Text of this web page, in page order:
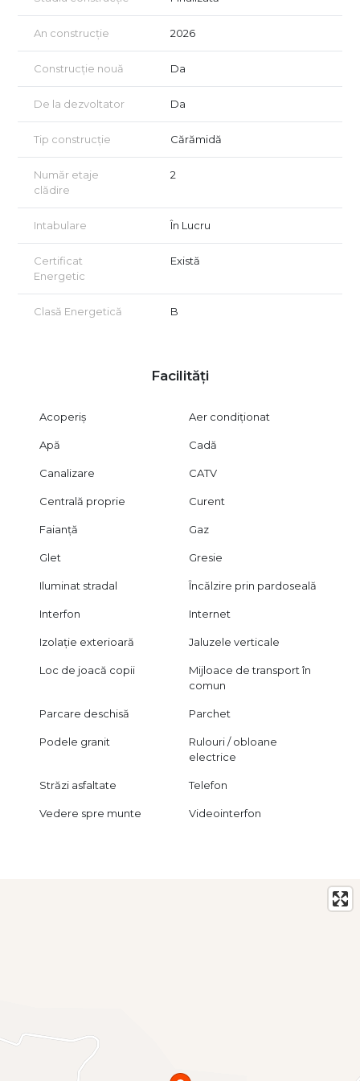
An construcție 2026
Construcție nouă Da
De la dezvoltator Da
Tip construcție Cărămidă
Număr etaje
clădire
2
Intabulare În Lucru
Certificat
Energetic
Există
Clasă Energetică B
Facilități
Acoperiș Aer condiționat
Apă Cadă
Canalizare CATV
Centrală proprie Curent
Faianță Gaz
Glet Gresie
Iluminat stradal Încălzire prin pardoseală
Interfon Internet
Izolație exterioară Jaluzele verticale
Loc de joacă copii
Mijloace de transport în
comun
Parcare deschisă Parchet
Podele granit
Rulouri / obloane
electrice
Străzi asfaltate Telefon
Vedere spre munte Videointerfon